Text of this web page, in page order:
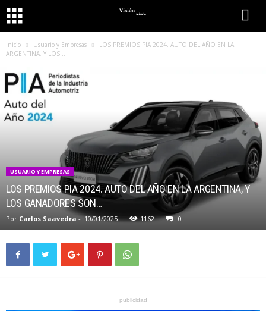
Inicio Usuario y Empresas
LOS PREMIOS PIA 2024. AUTO DEL AÑO EN LA
ARGENTINA, Y LOS...
USUARIO Y EMPRESAS
LOS PREMIOS PIA 2024. AUTO DEL AÑO EN LA ARGENTINA, Y
LOS GANADORES SON…
Por Carlos Saavedra - 10/01/2025 1162 0
publicidad